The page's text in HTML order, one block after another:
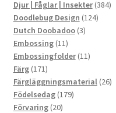
produkter
Djur | Fåglar | Insekter 384384
Doodlebug Design 124124
Dutch Doobadoo 33
Embossing 1111
produkter
Embossingfolder 1111
Färg 171171
produkter
Färgläggningsmaterial 2626
Födelsedag 179179
Förvaring 2020